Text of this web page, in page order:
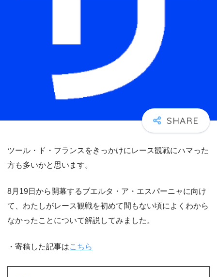
ツール・ド・フランスをきっかけにレース観戦にハマった
方も多いかと思います。
8月19日から開幕するブエルタ・ア・エスパーニャに向け
て、わたしがレース観戦を初めて間もない頃によくわから
なかったことについて解説してみました。
・寄稿した記事はこちら